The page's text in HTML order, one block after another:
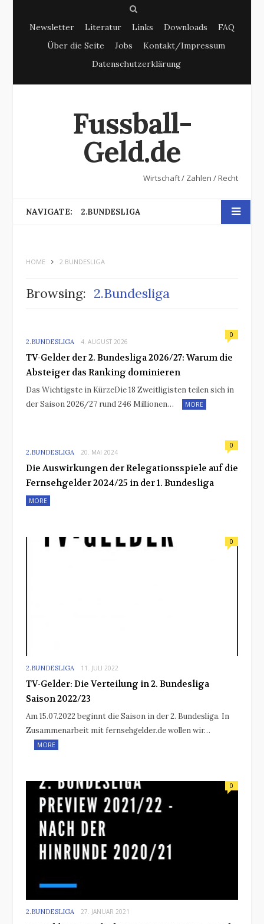
e
r
Newsletter Literatur Links Downloads
FAQ
Über die Seite
Jobs
Kontakt/Impressum
Datenschutzerklärung
Fussball-
Geld.de
Wirtschaft / Zahlen / Recht
NAVIGATE: 2.BUNDESLIGA
HOME 2.BUNDESLIGA
Browsing: 2.Bundesliga
2.BUNDESLIGA 4. AUGUST 2026
0
TV-Gelder der 2. Bundesliga 2026/27: Warum die
Absteiger das Ranking dominieren
Das Wichtigste in KürzeDie 18 Zweitligisten teilen sich in
der Saison 2026/27 rund 246 Millionen…
MORE
2.BUNDESLIGA 20. MAI 2024
0
Die Auswirkungen der Relegationsspiele auf die
Fernsehgelder 2024/25 in der 1. Bundesliga
MORE
2.BUNDESLIGA 11. JULI 2022
0
TV-Gelder: Die Verteilung in 2. Bundesliga
Saison 2022/23
Am 15.07.2022 beginnt die Saison in der 2. Bundesliga. In
Zusammenarbeit mit fernsehgelder.de wollen wir…
MORE
2.BUNDESLIGA 27. JANUAR 2021
0